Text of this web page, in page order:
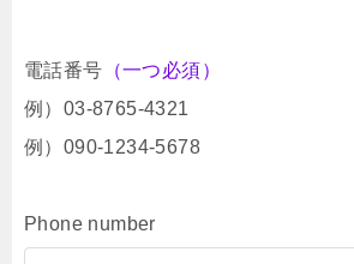
電話番号 （一つ必須）
例）03-8765-4321
例）090-1234-5678
Phone number